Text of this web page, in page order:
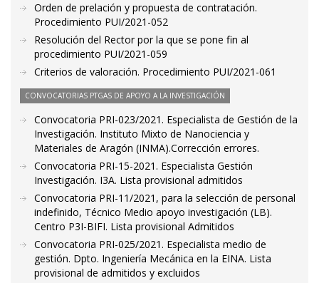
Orden de prelación y propuesta de contratación.
Procedimiento PUI/2021-052
Resolución del Rector por la que se pone fin al
procedimiento PUI/2021-059
Criterios de valoración. Procedimiento PUI/2021-061
CONVOCATORIAS PTGAS DE APOYO A LA INVESTIGACIÓN
Convocatoria PRI-023/2021. Especialista de Gestión de la
Investigación. Instituto Mixto de Nanociencia y
Materiales de Aragón (INMA).Corrección errores.
Convocatoria PRI-15-2021. Especialista Gestión
Investigación. I3A. Lista provisional admitidos
Convocatoria PRI-11/2021, para la selección de personal
indefinido, Técnico Medio apoyo investigación (LB).
Centro P3I-BIFI. Lista provisional Admitidos
Convocatoria PRI-025/2021. Especialista medio de
gestión. Dpto. Ingeniería Mecánica en la EINA. Lista
provisional de admitidos y excluidos